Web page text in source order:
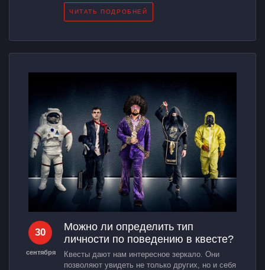
ЧИТАТЬ ПОДРОБНЕЙ
30
сентября
Можно ли определить тип
личности по поведению в квесте?
Квесты дают нам интересное зеркало. Они
позволяют увидеть не только других, но и себя